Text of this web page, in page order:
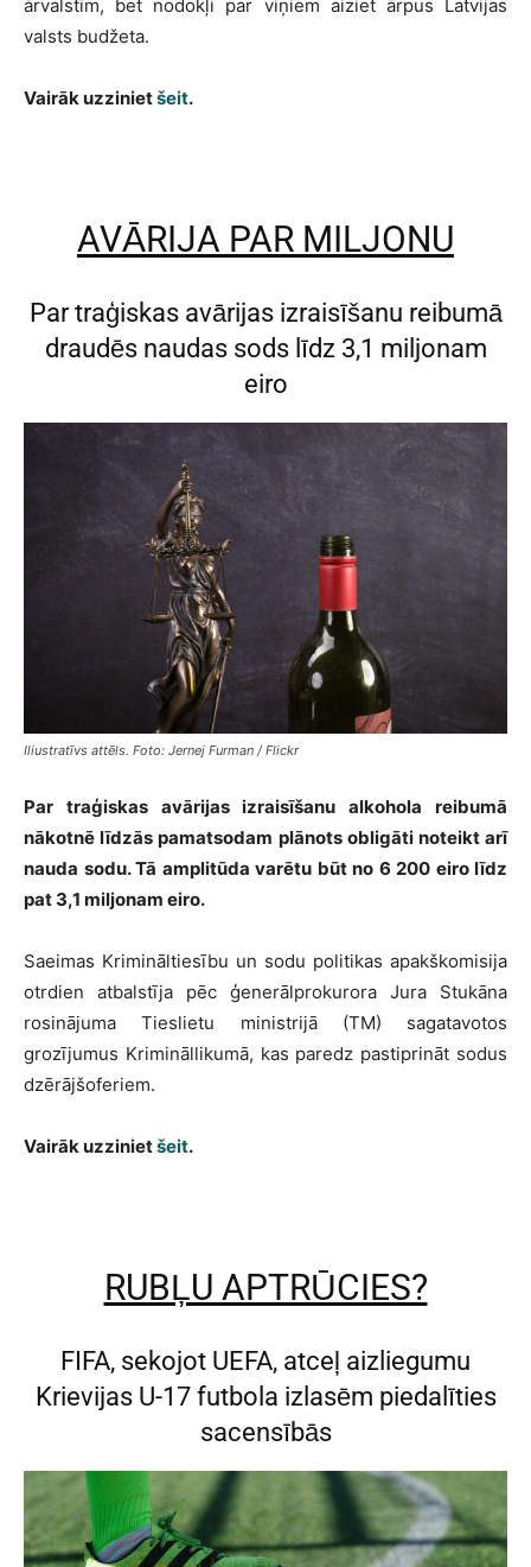
ārvalstīm, bet nodokļi par viņiem aiziet ārpus Latvijas
valsts budžeta.
Vairāk uzzinietšeit.
AVĀRIJA PAR MILJONU
Par traģiskas avārijas izraisīšanu reibumā
draudēs naudas sods līdz 3,1 miljonam
eiro
Iliustratīvs attēls. Foto: Jernej Furman / Flickr
Par traģiskas avārijas izraisīšanu alkohola reibumā
nākotnē līdzās pamatsodam plānots obligāti noteikt arī
nauda sodu. Tā amplitūda varētu būt no 6 200 eiro līdz
pat 3,1 miljonam eiro.
Saeimas Krimināltiesību un sodu politikas apakškomisija
otrdien atbalstīja pēc ģenerālprokurora Jura Stukāna
rosinājuma Tieslietu ministrijā (TM) sagatavotos
grozījumus Krimināllikumā, kas paredz pastiprināt sodus
dzērājšoferiem.
Vairāk uzzinietšeit.
RUBĻU APTRŪCIES?
FIFA, sekojot UEFA, atceļ aizliegumu
Krievijas U-17 futbola izlasēm piedalīties
sacensībās